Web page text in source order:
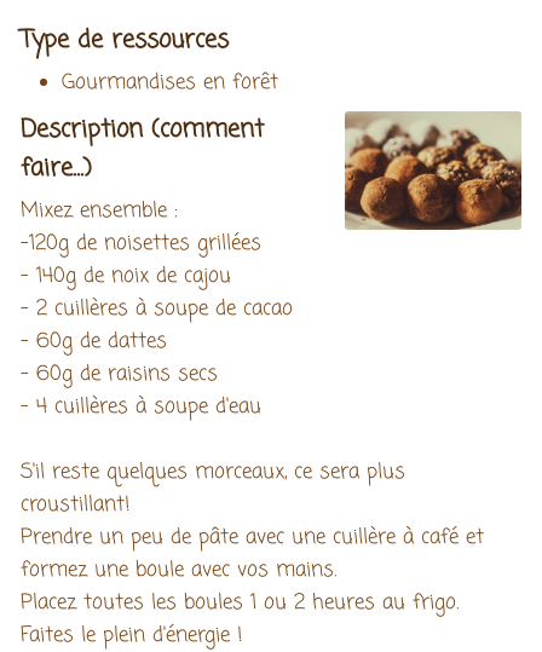
Type de ressources
Gourmandises en forêt
Description (comment
faire...)
Mixez ensemble :
-120g de noisettes grillées
- 140g de noix de cajou
- 2 cuillères à soupe de cacao
- 60g de dattes
- 60g de raisins secs
- 4 cuillères à soupe d'eau
S'il reste quelques morceaux, ce sera plus
croustillant!
Prendre un peu de pâte avec une cuillère à café et
formez une boule avec vos mains.
Placez toutes les boules 1 ou 2 heures au frigo.
Faites le plein d'énergie !